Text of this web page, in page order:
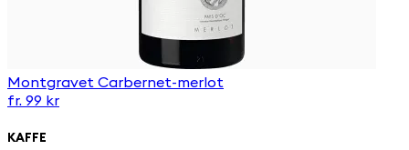
Montgravet Carbernet-merlot
fr. 99 kr
KAFFE